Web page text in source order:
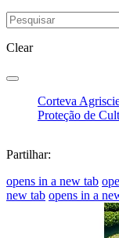
Clear
Corteva
Proteção de
Partilhar:
opens in a new tab
new tab opens in a